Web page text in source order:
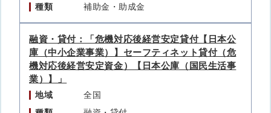
種類
補助金・助成金
融資・貸付：「危機対応後経営安定貸付【日本公
庫（中小企業事業）】セーフティネット貸付（危
機対応後経営安定資金）【日本公庫（国民生活事
業）】」
地域
全国